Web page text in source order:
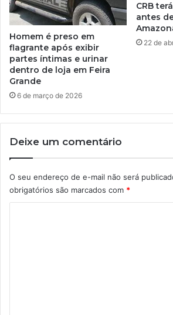
Homem é preso em
flagrante após exibir
partes íntimas e urinar
dentro de loja em Feira
Grande
6 de março de 2026
CRB
antes
22 de
Deixe um comentário
O seu endereço de e-mail não será
obrigatórios são marcados com *